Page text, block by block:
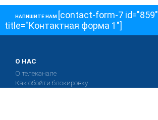
О НАС
О телеканале
Как обойти блокировку
НАПИШИТЕ НАМ [contact-form-7 id="859"
title="Контактная форма 1"]